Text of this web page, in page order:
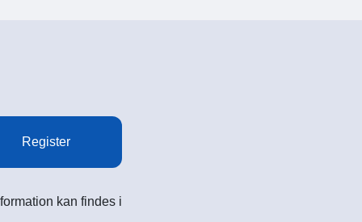
Register
kan findes i